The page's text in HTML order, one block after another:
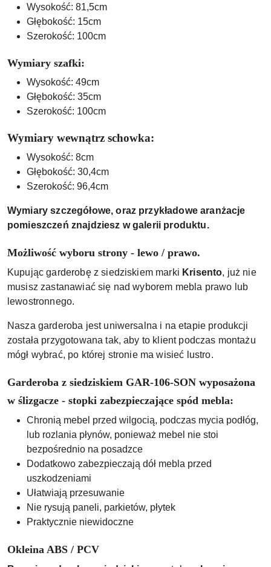
Wysokość: 81,5cm
Głębokość: 15cm
Szerokość: 100cm
Wymiary szafki:
Wysokość: 49cm
Głębokość: 35cm
Szerokość: 100cm
Wymiary wewnątrz schowka:
Wysokość: 8cm
Głębokość: 30,4cm
Szerokość: 96,4cm
Wymiary szczegółowe, oraz przykładowe aranżacje
pomieszczeń znajdziesz w galerii produktu.
Możliwość wyboru strony - lewo / prawo.
Kupując garderobę z siedziskiem marki Krisento, już nie
musisz zastanawiać się nad wyborem mebla prawo lub
lewostronnego.
Nasza garderoba jest uniwersalna i na etapie produkcji
została przygotowana tak, aby to klient podczas montażu
mógł wybrać, po której stronie ma wisieć lustro.
Garderoba z siedziskiem GAR-106-SON wyposażona
w ślizgacze - stopki zabezpieczające spód mebla:
Chronią mebel przed wilgocią, podczas mycia podłóg,
lub rozlania płynów, ponieważ mebel nie stoi
bezpośrednio na posadzce
Dodatkowo zabezpieczają dół mebla przed
uszkodzeniami
Ułatwiają przesuwanie
Nie rysują paneli, parkietów, płytek
Praktycznie niewidoczne
Okleina ABS / PCV